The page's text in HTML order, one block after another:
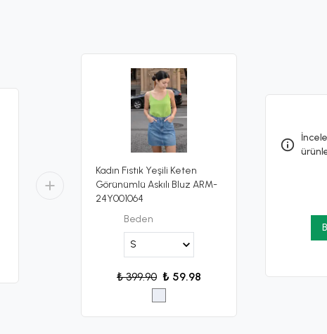
Kadın Fıstık Yeşili Keten
Görünümlü Askılı Bluz ARM-
24Y001064
Beden
₺ 399.90 ₺ 59.98